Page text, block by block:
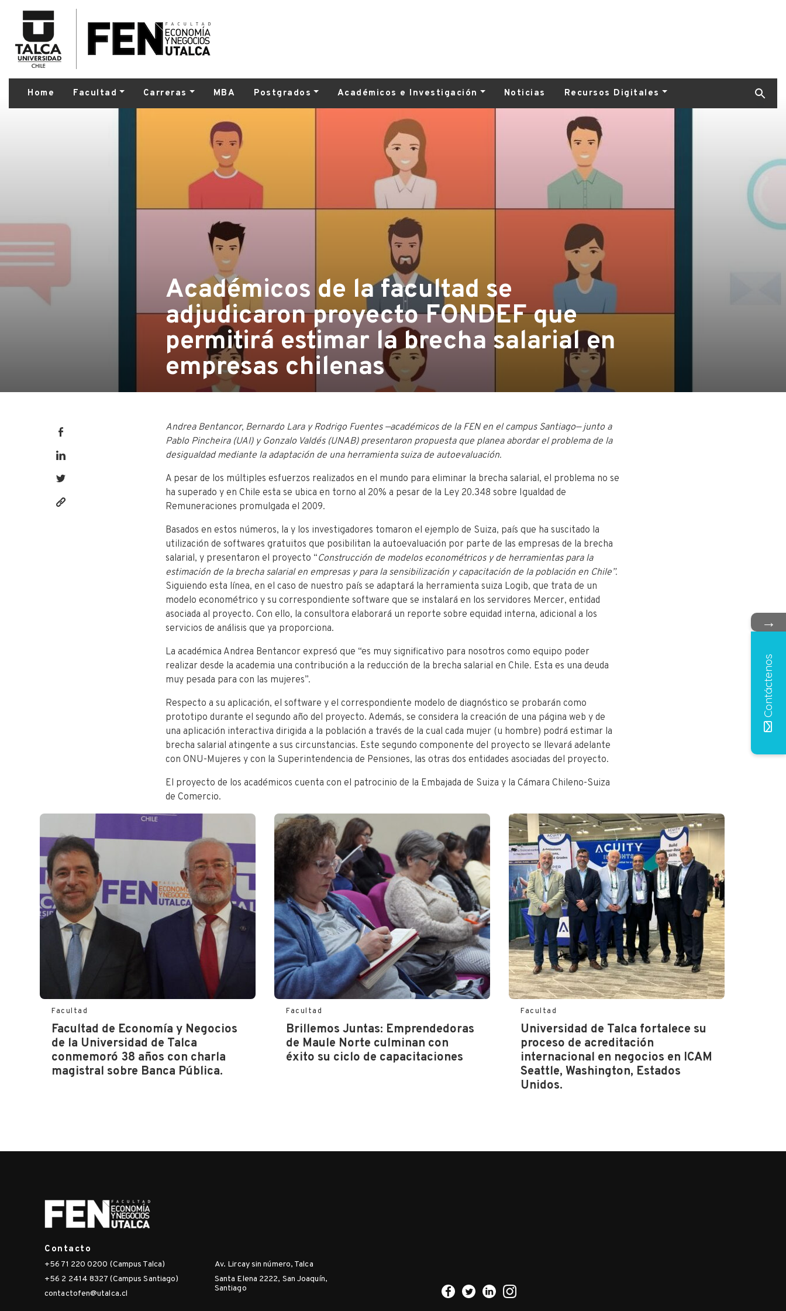
Home Facultad Carreras MBA Postgrados Académicos e Investigación Noticias Recursos Digitales
Académicos de la facultad se
adjudicaron proyecto FONDEF que
permitirá estimar la brecha salarial en
empresas chilenas
Andrea Bentancor, Bernardo Lara y Rodrigo Fuentes —académicos de la FEN en el campus Santiago— junto a
Pablo Pincheira (UAI) y Gonzalo Valdés (UNAB) presentaron propuesta que planea abordar el problema de la
desigualdad mediante la adaptación de una herramienta suiza de autoevaluación.
A pesar de los múltiples esfuerzos realizados en el mundo para eliminar la brecha salarial, el problema no se
ha superado y en Chile esta se ubica en torno al 20% a pesar de la Ley 20.348 sobre Igualdad de
Remuneraciones promulgada el 2009.
Basados en estos números, la y los investigadores tomaron el ejemplo de Suiza, país que ha suscitado la
utilización de softwares gratuitos que posibilitan la autoevaluación por parte de las empresas de la brecha
salarial, y presentaron el proyecto “Construcción de modelos econométricos y de herramientas para la
estimación de la brecha salarial en empresas y para la sensibilización y capacitación de la población en Chile”.
Siguiendo esta línea, en el caso de nuestro país se adaptará la herramienta suiza Logib, que trata de un
modelo econométrico y su correspondiente software que se instalará en los servidores Mercer, entidad
asociada al proyecto. Con ello, la consultora elaborará un reporte sobre equidad interna, adicional a los
servicios de análisis que ya proporciona.
La académica Andrea Bentancor expresó que “es muy significativo para nosotros como equipo poder
realizar desde la academia una contribución a la reducción de la brecha salarial en Chile. Esta es una deuda
muy pesada para con las mujeres”.
Respecto a su aplicación, el software y el correspondiente modelo de diagnóstico se probarán como
prototipo durante el segundo año del proyecto. Además, se considera la creación de una página web y de
una aplicación interactiva dirigida a la población a través de la cual cada mujer (u hombre) podrá estimar la
brecha salarial atingente a sus circunstancias. Este segundo componente del proyecto se llevará adelante
con ONU-Mujeres y con la Superintendencia de Pensiones, las otras dos entidades asociadas del proyecto.
El proyecto de los académicos cuenta con el patrocinio de la Embajada de Suiza y la Cámara Chileno-Suiza
de Comercio.
Facultad
Facultad de Economía y Negocios
de la Universidad de Talca
conmemoró 38 años con charla
magistral sobre Banca Pública.
Facultad
Brillemos Juntas: Emprendedoras
de Maule Norte culminan con
éxito su ciclo de capacitaciones
Facultad
Universidad de Talca fortalece su
proceso de acreditación
internacional en negocios en ICAM
Seattle, Washington, Estados
Unidos.
Contacto
+56 71 220 0200 (Campus Talca)
+56 2 2414 8327 (Campus Santiago)
contactofen@utalca.cl
Av. Lircay sin número, Talca
Santa Elena 2222, San Joaquín,
Santiago
→
Contáctenos